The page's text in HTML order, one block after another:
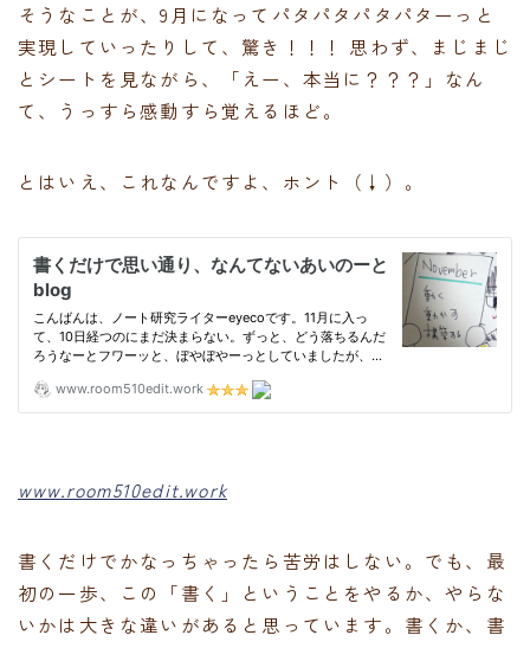
そうなことが、9月になってパタパタパタパターっと
実現していったりして、驚き！！！ 思わず、まじまじ
とシートを見ながら、「えー、本当に？？？」なん
て、うっすら感動すら覚えるほど。
とはいえ、これなんですよ、ホント（↓）。
www.room510edit.work
書くだけでかなっちゃったら苦労はしない。でも、最
初の一歩、この「書く」ということをやるか、やらな
いかは大きな違いがあると思っています。書くか、書